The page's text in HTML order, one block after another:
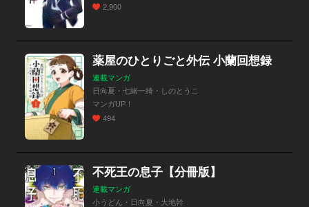
2,900
薬屋のひとりごと外伝 小蘭回想録
連載マンガ
日向夏・七緒一綺・しのとうこ
マンガUP！
494
不死王の息子【分冊版】
連載マンガ
小うどん・日向夏・大地幹